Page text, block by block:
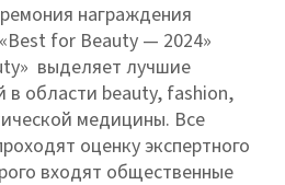
награждения
for Beauty — 2024»
выделяет лучшие
области beauty, fashion,
медицины. Все
оценку экспертного
входят общественные